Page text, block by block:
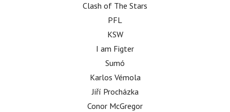
Clash of The Stars
PFL
KSW
I am Figter
Sumó
Karlos Vémola
Jiří Procházka
Conor McGregor